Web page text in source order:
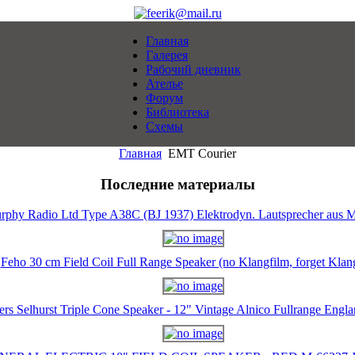
Главная
Галерея
Рабочий дневник
Ателье
Форум
Библиотека
Схемы
Главная EMT Courier
Последние материалы
Radio Ltd Type A38C (BJ 1937) Elektrodyn. Lautsprecher aus
Feho 30 cm Field Coil Full Range Speaker (no Klangfilm, forget
Selhurst Triple Cone Speaker - 12" Vintage Alnico Fullrange